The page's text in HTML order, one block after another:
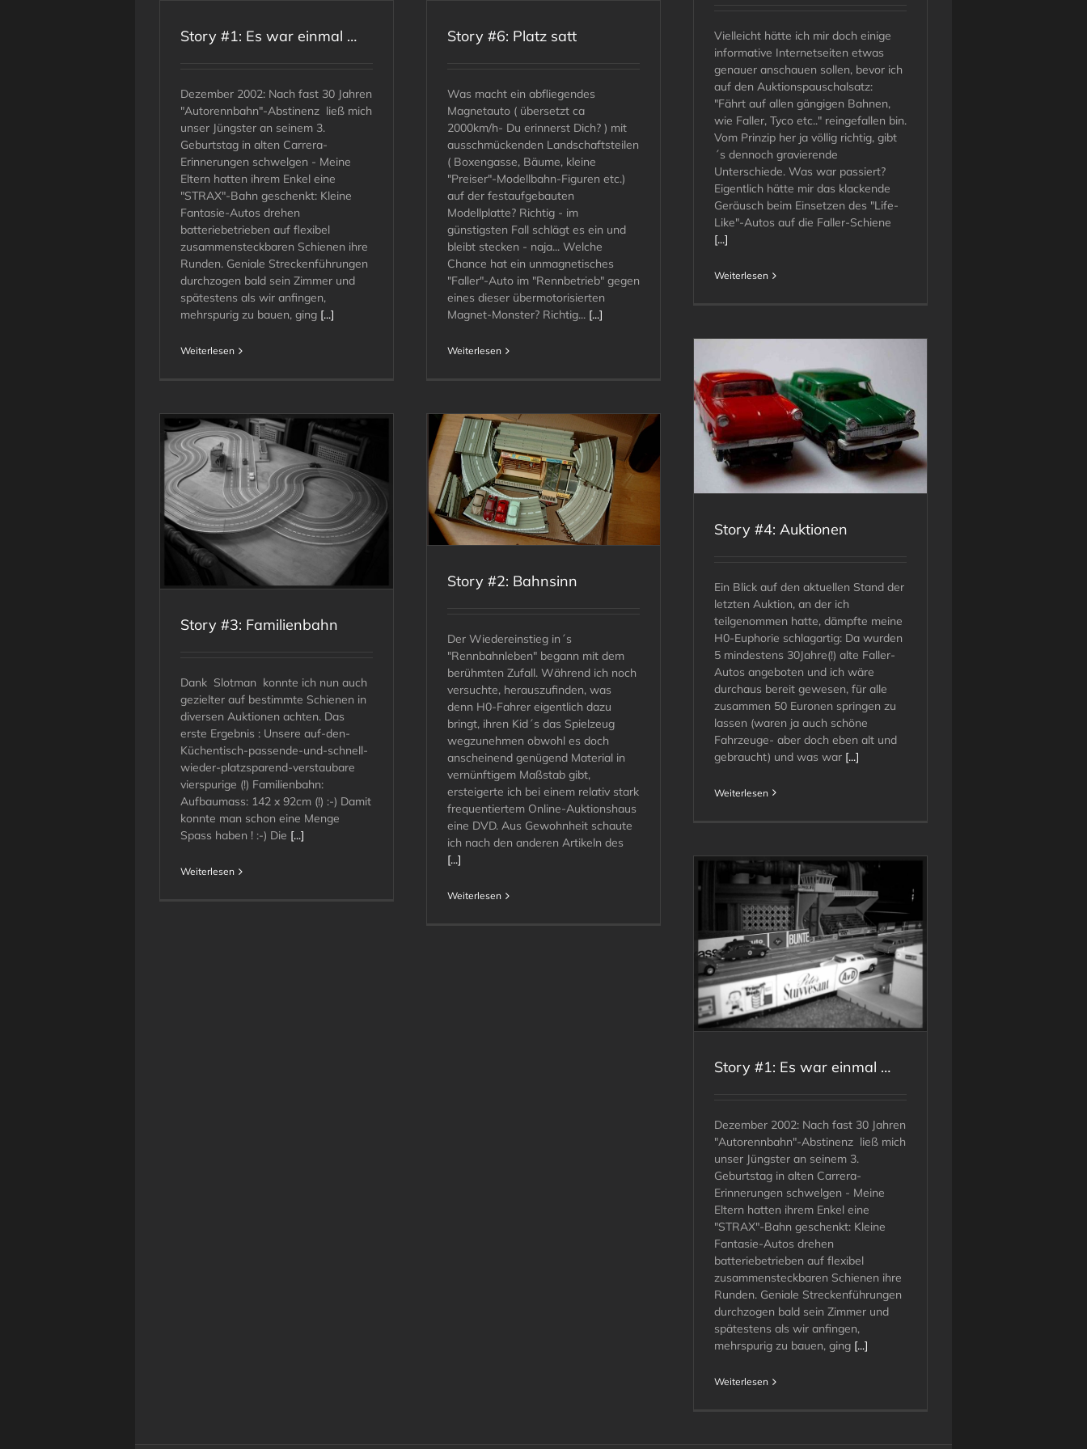
Story #1: Es war einmal …
Dezember 2002: Nach fast 30 Jahren
"Autorennbahn"-Abstinenz ließ mich
unser Jüngster an seinem 3.
Geburtstag in alten Carrera-
Erinnerungen schwelgen - Meine
Eltern hatten ihrem Enkel eine
"STRAX"-Bahn geschenkt: Kleine
Fantasie-Autos drehen
batteriebetrieben auf flexibel
zusammensteckbaren Schienen ihre
Runden. Geniale Streckenführungen
durchzogen bald sein Zimmer und
spätestens als wir anfingen,
mehrspurig zu bauen, ging [...]
Weiterlesen
Story #6: Platz satt
Was macht ein abfliegendes
Magnetauto ( übersetzt ca
2000km/h- Du erinnerst Dich? ) mit
ausschmückenden Landschaftsteilen
( Boxengasse, Bäume, kleine
"Preiser"-Modellbahn-Figuren etc.)
auf der festaufgebauten
Modellplatte? Richtig - im
günstigsten Fall schlägt es ein und
bleibt stecken - naja... Welche
Chance hat ein unmagnetisches
"Faller"-Auto im "Rennbetrieb" gegen
eines dieser übermotorisierten
Magnet-Monster? Richtig... [...]
Weiterlesen
Vielleicht hätte ich mir doch einige
informative Internetseiten etwas
genauer anschauen sollen, bevor ich
auf den Auktionspauschalsatz:
"Fährt auf allen gängigen Bahnen,
wie Faller, Tyco etc.." reingefallen bin.
Vom Prinzip her ja völlig richtig, gibt
´s dennoch gravierende
Unterschiede. Was war passiert?
Eigentlich hätte mir das klackende
Geräusch beim Einsetzen des "Life-
Like"-Autos auf die Faller-Schiene
[...]
Weiterlesen
Story #4: Auktionen
Story #4: Auktionen
Ein Blick auf den aktuellen Stand der
letzten Auktion, an der ich
teilgenommen hatte, dämpfte meine
H0-Euphorie schlagartig: Da wurden
5 mindestens 30Jahre(!) alte Faller-
Autos angeboten und ich wäre
durchaus bereit gewesen, für alle
zusammen 50 Euronen springen zu
lassen (waren ja auch schöne
Fahrzeuge- aber doch eben alt und
gebraucht) und was war [...]
Weiterlesen
Story #3: Familienbahn
Dank Slotman konnte ich nun auch
gezielter auf bestimmte Schienen in
diversen Auktionen achten. Das
erste Ergebnis : Unsere auf-den-
Küchentisch-passende-und-schnell-
wieder-platzsparend-verstaubare
vierspurige (!) Familienbahn:
Aufbaumass: 142 x 92cm (!) :-) Damit
konnte man schon eine Menge
Spass haben ! :-) Die [...]
Weiterlesen
Story #2: Bahnsinn
Story #2: Bahnsinn
Der Wiedereinstieg in´s
"Rennbahnleben" begann mit dem
berühmten Zufall. Während ich noch
versuchte, herauszufinden, was
denn H0-Fahrer eigentlich dazu
bringt, ihren Kid´s das Spielzeug
wegzunehmen obwohl es doch
anscheinend genügend Material in
vernünftigem Maßstab gibt,
ersteigerte ich bei einem relativ stark
frequentiertem Online-Auktionshaus
eine DVD. Aus Gewohnheit schaute
ich nach den anderen Artikeln des
[...]
Weiterlesen
Story #1: Es war einmal …
Dezember 2002: Nach fast 30 Jahren
"Autorennbahn"-Abstinenz ließ mich
unser Jüngster an seinem 3.
Geburtstag in alten Carrera-
Erinnerungen schwelgen - Meine
Eltern hatten ihrem Enkel eine
"STRAX"-Bahn geschenkt: Kleine
Fantasie-Autos drehen
batteriebetrieben auf flexibel
zusammensteckbaren Schienen ihre
Runden. Geniale Streckenführungen
durchzogen bald sein Zimmer und
spätestens als wir anfingen,
mehrspurig zu bauen, ging [...]
Weiterlesen